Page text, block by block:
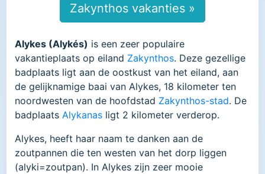
Zakynthos vakanties »
Alykes (Alykés) is een zeer populaire
vakantieplaats op eiland Zakynthos. Deze gezellige
badplaats ligt aan de oostkust van het eiland, aan
de gelijknamige baai van Alykes, 18 kilometer ten
noordwesten van de hoofdstad Zakynthos-stad. De
badplaats Alykanas ligt 2 kilometer verderop.
Alykes, heeft haar naam te danken aan de
zoutpannen die ten westen van het dorp liggen
(alyki=zoutpan). In Alykes zijn zeer mooie